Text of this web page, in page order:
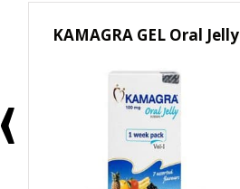
KAMAGRA GEL Oral Jelly